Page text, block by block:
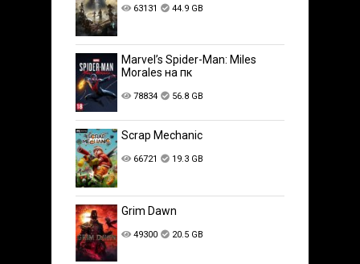
63131 44.9 GB
Marvel’s Spider-Man: Miles
Morales на пк
78834 56.8 GB
Scrap Mechanic
66721 19.3 GB
Grim Dawn
49300 20.5 GB